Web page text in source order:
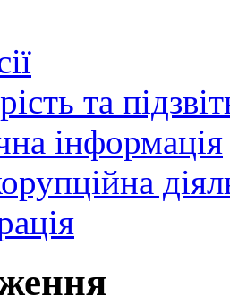
та
інформація